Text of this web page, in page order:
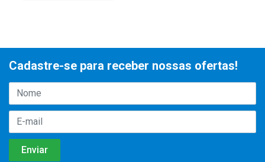
Cadastre-se para receber nossas ofertas!